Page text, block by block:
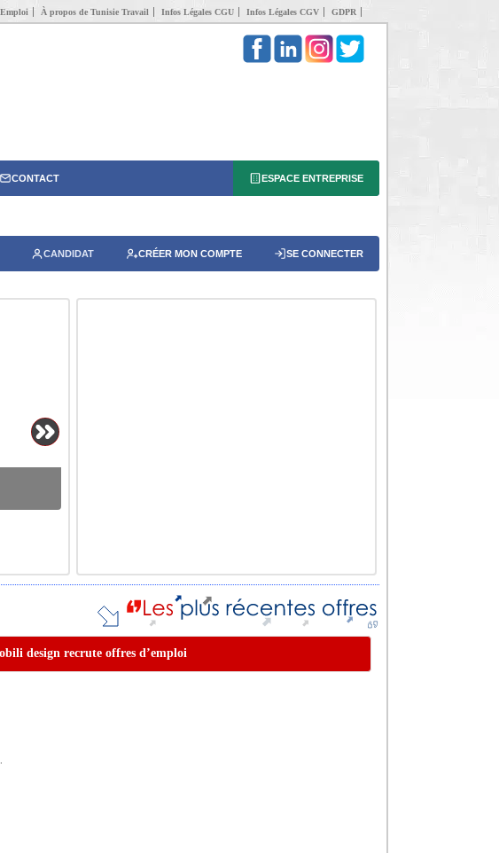
Emploi À propos de Tunisie Travail Infos Légales CGU Infos Légales CGV GDPR
CONTACT ESPACE ENTREPRISE
CANDIDAT CRÉER MON COMPTE SE CONNECTER
design recrute offres d’emploi